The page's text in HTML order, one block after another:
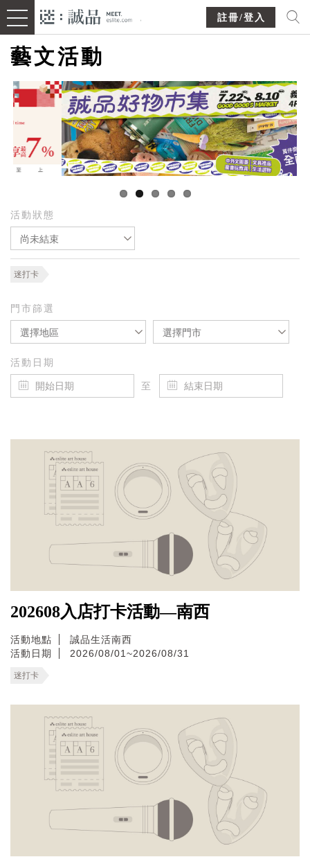
註冊/登入
藝文活動
活動狀態
尚未結束
迷打卡
門市篩選
選擇地區 選擇門市
活動日期
至
202608入店打卡活動—南西
活動地點
誠品生活南西
活動日期
2026/08/01~2026/08/31
迷打卡